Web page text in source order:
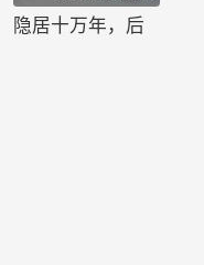
隐居十万年，后